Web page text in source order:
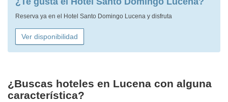
Reserva ya en el Hotel Santo Domingo Lucena y disfruta
Ver disponibilidad
¿Buscas hoteles en Lucena con alguna
característica?